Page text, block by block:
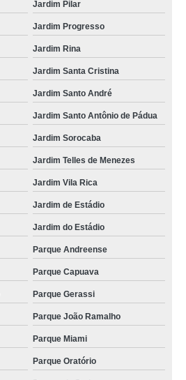
Jardim Pilar
Jardim Progresso
Jardim Rina
Jardim Santa Cristina
Jardim Santo André
Jardim Santo Antônio de Pádua
Jardim Sorocaba
Jardim Telles de Menezes
Jardim Vila Rica
Jardim de Estádio
Jardim do Estádio
Parque Andreense
Parque Capuava
Parque Gerassi
Parque João Ramalho
Parque Miami
Parque Oratório